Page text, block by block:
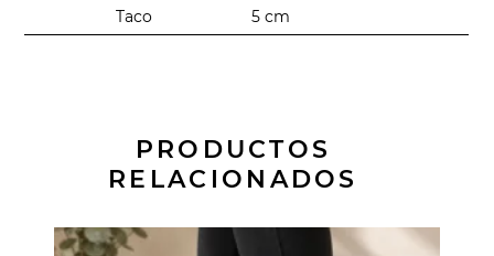
Taco 5 cm
PRODUCTOS
RELACIONADOS